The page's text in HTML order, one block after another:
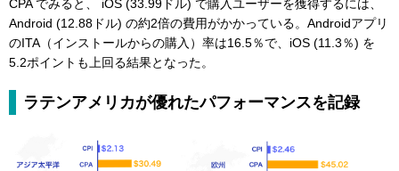
CPA でみると、 iOS (33.99ドル) で購入ユーザーを獲得するには、
Android (12.88ドル) の約2倍の費用がかかっている。Androidアプリ
のITA（インストールからの購入）率は16.5％で、iOS (11.3％) を
5.2ポイントも上回る結果となった。
ラテンアメリカが優れたパフォーマンスを記録